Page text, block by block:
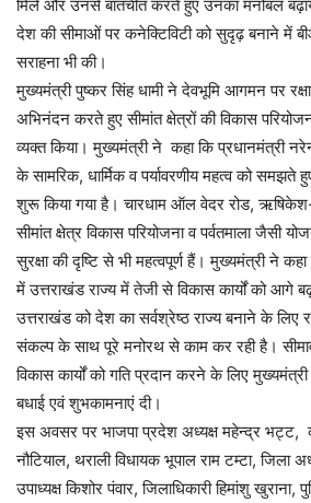
मिले और उनसे बातचीत करते हुए उनका मनोबल
देश की सीमाओं पर कनेक्टिविटी को सुदृढ़ बनाने में
सराहना भी की।
मुख्यमंत्री पुष्कर सिंह धामी ने देवभूमि आगमन पर
अभिनंदन करते हुए सीमांत क्षेत्रों की विकास
व्यक्त किया। मुख्यमंत्री ने कहा कि प्रधानमंत्री
के सामरिक, धार्मिक व पर्यावरणीय महत्व को समझते
शुरू किया गया है। चारधाम ऑल वेदर रोड,
सीमांत क्षेत्र विकास परियोजना व पर्वतमाला जैसी
सुरक्षा की दृष्टि से भी महत्वपूर्ण हैं। मुख्यमंत्री ने
में उत्तराखंड राज्य में तेजी से विकास कार्यों को आगे
उत्तराखंड को देश का सर्वश्रेष्ठ राज्य बनाने के लिए
संकल्प के साथ पूरे मनोरथ से काम कर रही है।
विकास कार्यों को गति प्रदान करने के लिए
बधाई एवं शुभकामनाएं दी।
इस अवसर पर भाजपा प्रदेश अध्यक्ष महेन्द्र भट्ट,
नौटियाल, थराली विधायक भूपाल राम टम्टा, जिला
उपाध्यक्ष किशोर पंवार, जिलाधिकारी हिमांशु